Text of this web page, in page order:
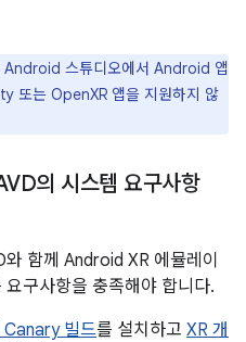
스튜디오에서 Android 앱
또는 OpenXR 앱을 지원하지 않
의 시스템 요구사항
함께 Android XR 에뮬레이
구사항을 충족해야 합니다.
Canary 빌드를 설치하고 XR 개